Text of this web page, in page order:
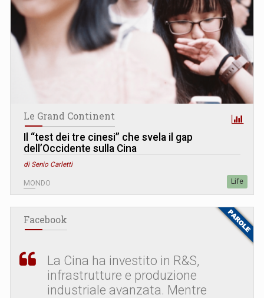
Le Grand Continent
Il “test dei tre cinesi” che svela il gap
dell’Occidente sulla Cina
di Senio Carletti
MONDO Life
Facebook
La Cina ha investito in R&S,
infrastrutture e produzione
industriale avanzata. Mentre